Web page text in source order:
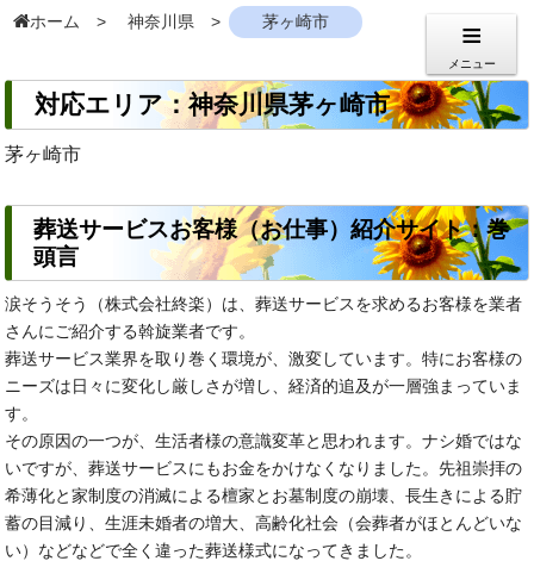
メニュー
ホーム 神奈川県 茅ヶ崎市
対応エリア：神奈川県茅ヶ崎市
茅ヶ崎市
葬送サービスお客様（お仕事）紹介サイト：巻
頭言
涙そうそう（株式会社終楽）は、葬送サービスを求めるお客様を業者
さんにご紹介する斡旋業者です。
葬送サービス業界を取り巻く環境が、激変しています。特にお客様の
ニーズは日々に変化し厳しさが増し、経済的追及が一層強まっていま
す。
その原因の一つが、生活者様の意識変革と思われます。ナシ婚ではな
いですが、葬送サービスにもお金をかけなくなりました。先祖崇拝の
希薄化と家制度の消滅による檀家とお墓制度の崩壊、長生きによる貯
蓄の目減り、生涯未婚者の増大、高齢化社会（会葬者がほとんどいな
い）などなどで全く違った葬送様式になってきました。